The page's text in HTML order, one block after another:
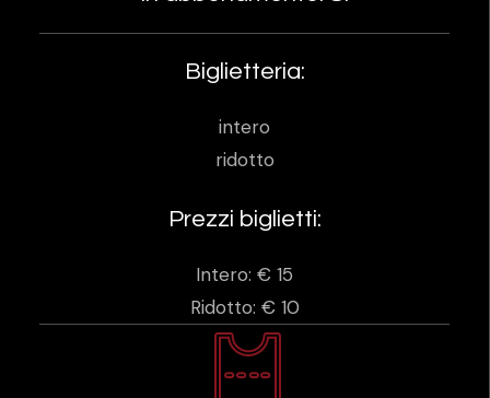
Biglietteria:
intero
ridotto
Prezzi biglietti:
Intero: € 15
Ridotto: € 10